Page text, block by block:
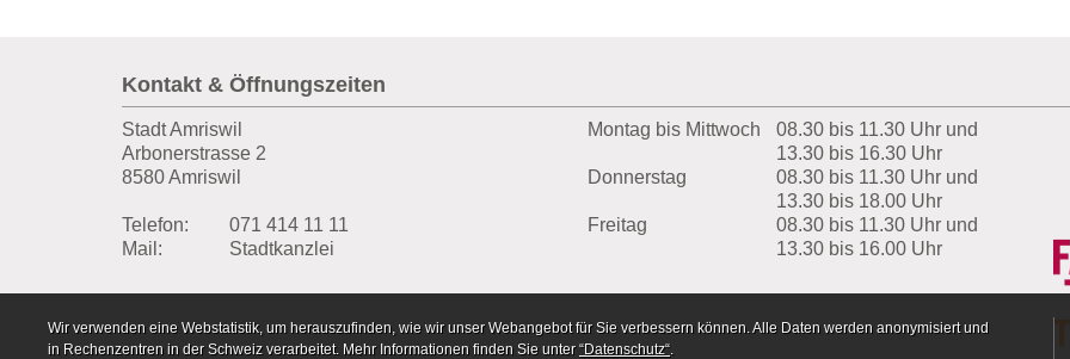
Kontakt & Öffnungszeiten
Stadt Amriswil
Arbonerstrasse 2
8580 Amriswil
Telefon:
071 414 11 11
Mail:
Stadtkanzlei
Montag bis Mittwoch
08.30 bis 11.30 Uhr und
13.30 bis 16.30 Uhr
Donnerstag
08.30 bis 11.30 Uhr und
13.30 bis 18.00 Uhr
Freitag
08.30 bis 11.30 Uhr und
13.30 bis 16.00 Uhr
Webstatistik
Wir verwenden eine Webstatistik, um herauszufinden, wie wir unser Webangebot für Sie verbessern können. Alle Daten werden anonymisiert und
in Rechenzentren in der Schweiz verarbeitet. Mehr Informationen finden Sie unter“Datenschutz“.